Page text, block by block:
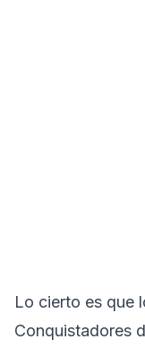
Lo cierto es que
Conquistadores